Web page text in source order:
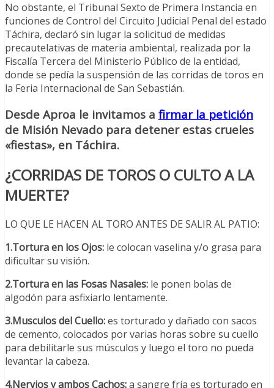
No obstante, el Tribunal Sexto de Primera Instancia en
funciones de Control del Circuito Judicial Penal del estado
Táchira, declaró sin lugar la solicitud de medidas
precautelativas de materia ambiental, realizada por la
Fiscalía Tercera del Ministerio Público de la entidad,
donde se pedía la suspensión de las corridas de toros en
la Feria Internacional de San Sebastián.
Desde Aproa le invitamos a firmar la petición
de Misión Nevado para detener estas crueles
«fiestas», en Táchira.
¿CORRIDAS DE TOROS O CULTO A LA
MUERTE?
LO QUE LE HACEN AL TORO ANTES DE SALIR AL PATIO:
1.Tortura en los Ojos: le colocan vaselina y/o grasa para
dificultar su visión.
2.Tortura en las Fosas Nasales: le ponen bolas de
algodón para asfixiarlo lentamente.
3.Musculos del Cuello:es torturado y dañado con sacos
de cemento, colocados por varias horas sobre su cuello
para debilitarle sus músculos y luego el toro no pueda
levantar la cabeza.
4.Nervios y ambos Cachos:a sangre fría es torturado en